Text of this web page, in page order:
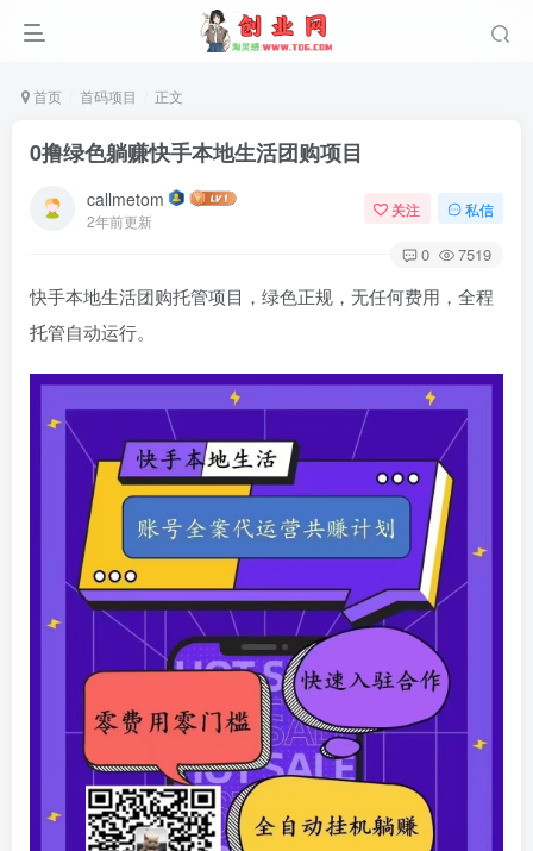
首页 首码项目 正文
0撸绿色躺赚快手本地生活团购项目
callmetom
2年前更新
关注 私信
0 7519
快手本地生活团购托管项目，绿色正规，无任何费用，全程
托管自动运行。